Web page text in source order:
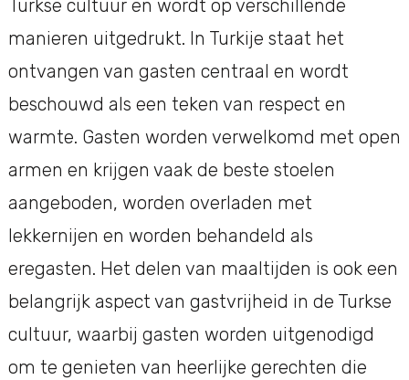
Turkse cultuur en wordt op verschillende
manieren uitgedrukt. In Turkije staat het
ontvangen van gasten centraal en wordt
beschouwd als een teken van respect en
warmte. Gasten worden verwelkomd met open
armen en krijgen vaak de beste stoelen
aangeboden, worden overladen met
lekkernijen en worden behandeld als
eregasten. Het delen van maaltijden is ook een
belangrijk aspect van gastvrijheid in de Turkse
cultuur, waarbij gasten worden uitgenodigd
om te genieten van heerlijke gerechten die